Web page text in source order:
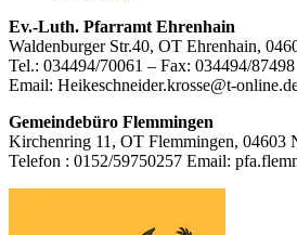
Footer
Inhalt
Ev.-Luth. Pfarramt Ehrenhain
Waldenburger Str.40, OT Ehrenhain,
Tel.: 034494/70061 – Fax: 034494/87498
Email: Heikeschneider.krosse@t-
Gemeindebüro Flemmingen
Kirchenring 11, OT Flemmingen, 04603
Telefon : 0152/59750257 Email: